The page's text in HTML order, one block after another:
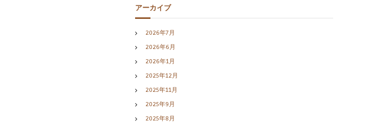
アーカイブ
2026年7月
2026年6月
2026年1月
2025年12月
2025年11月
2025年9月
2025年8月